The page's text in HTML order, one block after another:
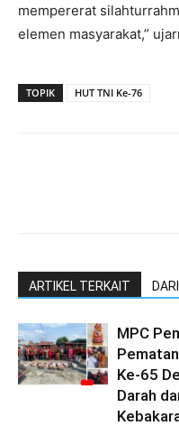
mempererat
elemen masyarakat,”
TOPIK HUT TNI Ke-76
ARTIKEL TERKAIT
MPC
Ke-65
Darah